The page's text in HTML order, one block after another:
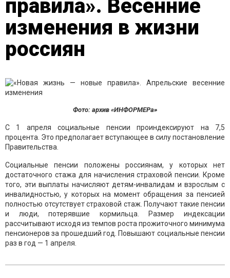
правила». Весенние
изменения в жизни
россиян
Фото: архив «ИНФОРМЕРа»
C 1 апреля социальные пенсии проиндексируют на 7,5
процента. Это предполагает вступающее в силу постановление
Правительства.
Социальные пенсии положены россиянам, у которых нет
достаточного стажа для начисления страховой пенсии. Кроме
того, эти выплаты начисляют детям-инвалидам и взрослым с
инвалидностью, у которых на момент обращения за пенсией
полностью отсутствует страховой стаж. Получают такие пенсии
и люди, потерявшие кормильца. Размер индексации
рассчитывают исходя из темпов роста прожиточного минимума
пенсионеров за прошедший год. Повышают социальные пенсии
раз в год — 1 апреля.